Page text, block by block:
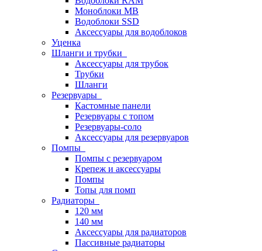
Моноблоки MB
Водоблоки SSD
Аксессуары для водоблоков
Уценка
Шланги и трубки
Аксессуары для трубок
Трубки
Шланги
Резервуары
Кастомные панели
Резервуары с топом
Резервуары-соло
Аксессуары для резервуаров
Помпы
Помпы с резервуаром
Крепеж и аксессуары
Помпы
Топы для помп
Радиаторы
120 мм
140 мм
Аксессуары для радиаторов
Пассивные радиаторы